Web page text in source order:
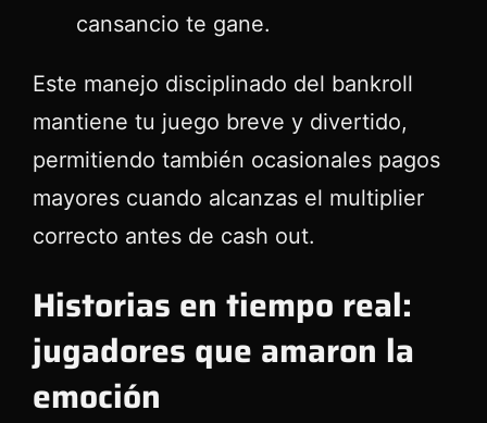
cansancio te gane.
Este manejo disciplinado del bankroll
mantiene tu juego breve y divertido,
permitiendo también ocasionales pagos
mayores cuando alcanzas el multiplier
correcto antes de cash out.
Historias en tiempo real:
jugadores que amaron la
emoción